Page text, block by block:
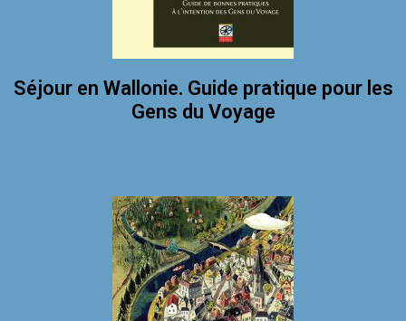
Séjour en Wallonie. Guide pratique pour les
Gens du Voyage